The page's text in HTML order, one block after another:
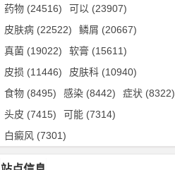
药物 (24516) 可以 (23907)
皮肤病 (22522) 鳞屑 (20667)
真菌 (19022) 软膏 (15611)
皮损 (11446) 皮肤科 (10940)
食物 (8495) 感染 (8442) 症状 (8322)
头皮 (7415) 可能 (7314)
白癜风 (7301)